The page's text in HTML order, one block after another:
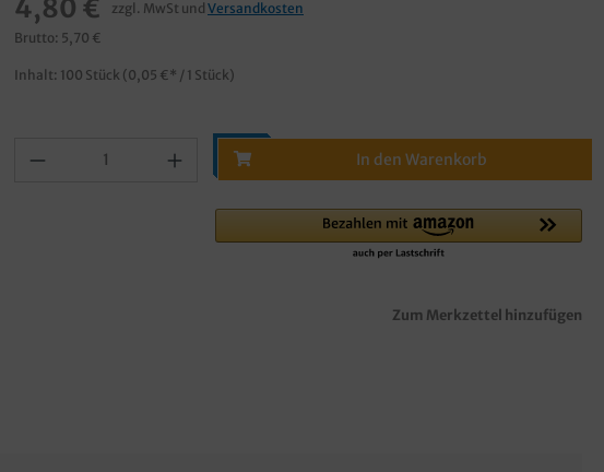
4,80 € zzgl. MwSt und Versandkosten
Brutto: 5,70 €
Inhalt: 100 Stück (0,05 €* / 1 Stück)
In den Warenkorb
Zum Merkzettel hinzufügen